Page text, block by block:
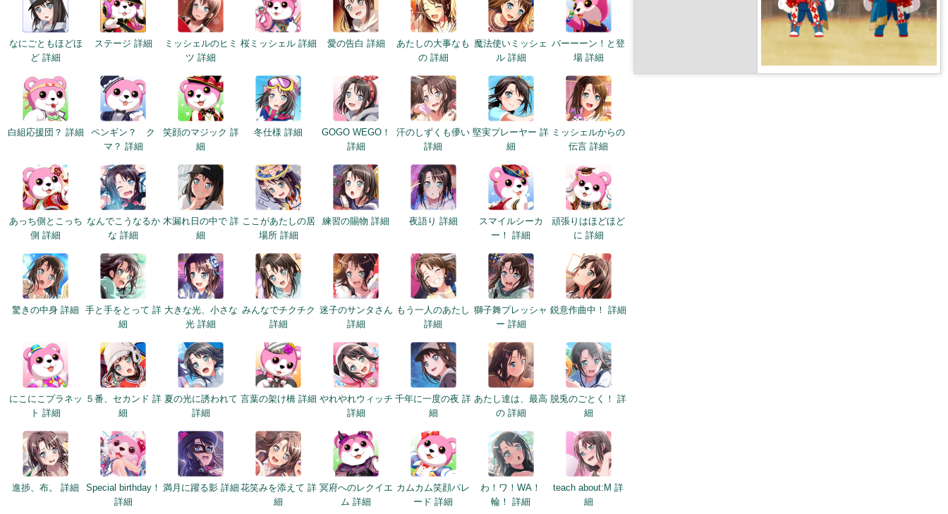
なにごともほどほ
ど 詳細
ステージ 詳細
ミッシェルのヒミ
ツ 詳細
桜ミッシェル 詳細 愛の告白 詳細
あたしの大事なも
の 詳細
魔法使いミッシェ
ル 詳細
バーーーン！と登
場 詳細
白組応援団？ 詳細
ペンギン？ ク
マ？ 詳細
笑顔のマジック 詳
細
冬仕様 詳細
GOGO WEGO！
詳細
汗のしずくも儚い
詳細
堅実プレーヤー 詳
細
ミッシェルからの
伝言 詳細
あっち側とこっち
側 詳細
なんでこうなるか
な 詳細
木漏れ日の中で 詳
細
ここがあたしの居
場所 詳細
練習の賜物 詳細 夜語り 詳細
スマイルシーカ
ー！ 詳細
頑張りはほどほど
に 詳細
驚きの中身 詳細
手と手をとって 詳
細
大きな光、小さな
光 詳細
みんなでチクチク
詳細
迷子のサンタさん
詳細
もう一人のあたし
詳細
獅子舞プレッシャ
ー 詳細
鋭意作曲中！ 詳細
にこにこプラネッ
ト 詳細
５番、セカンド 詳
細
夏の光に誘われて
詳細
言葉の架け橋 詳細 やれやれウィッチ
詳細
千年に一度の夜 詳
細
あたし達は、最高
の 詳細
脱兎のごとく！ 詳
細
進捗、布。 詳細
Special birthday！
詳細
満月に躍る影 詳細 花笑みを添えて 詳
細
冥府へのレクイエ
ム 詳細
カムカム笑顔パレ
ード 詳細
わ！ワ！WA！
輪！ 詳細
teach about:M 詳
細